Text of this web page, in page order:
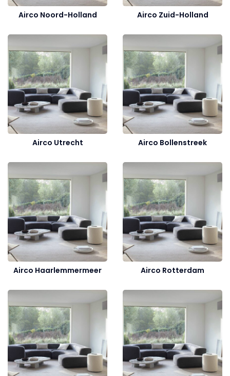
Airco Noord-Holland Airco Zuid-Holland
Airco Utrecht Airco Bollenstreek
Airco Haarlemmermeer Airco Rotterdam